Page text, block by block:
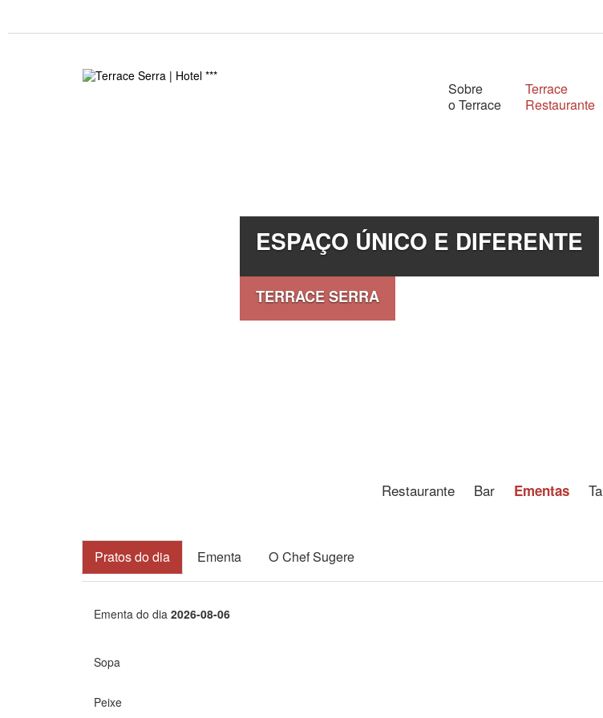
Sobre
o Terrace
Terrace
Restaurante
ESPAÇO ÚNICO E DIFERENTE
TERRACE SERRA
Restaurante Bar Ementas
Pratos do dia Ementa O Chef Sugere
Ementa do dia 2026-08-06
Sopa
Peixe